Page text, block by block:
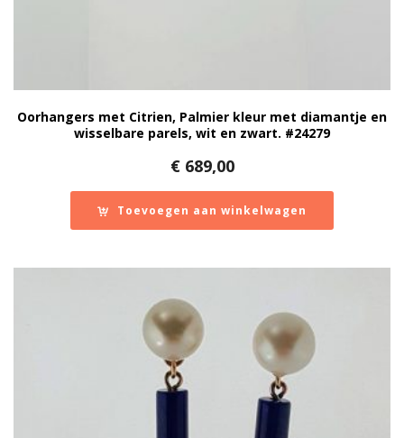
Oorhangers met Citrien, Palmier kleur met diamantje en
wisselbare parels, wit en zwart. #24279
€689,00
Toevoegen aan winkelwagen